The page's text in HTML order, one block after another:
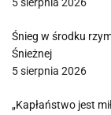
Śnieg w środku
Śnieżnej
5 sierpnia 2026
„Kapłaństwo jest